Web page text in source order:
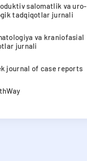
salomatlik va uro-
tadqiqotlar jurnali
va kraniofasial
jurnali
journal of case reports